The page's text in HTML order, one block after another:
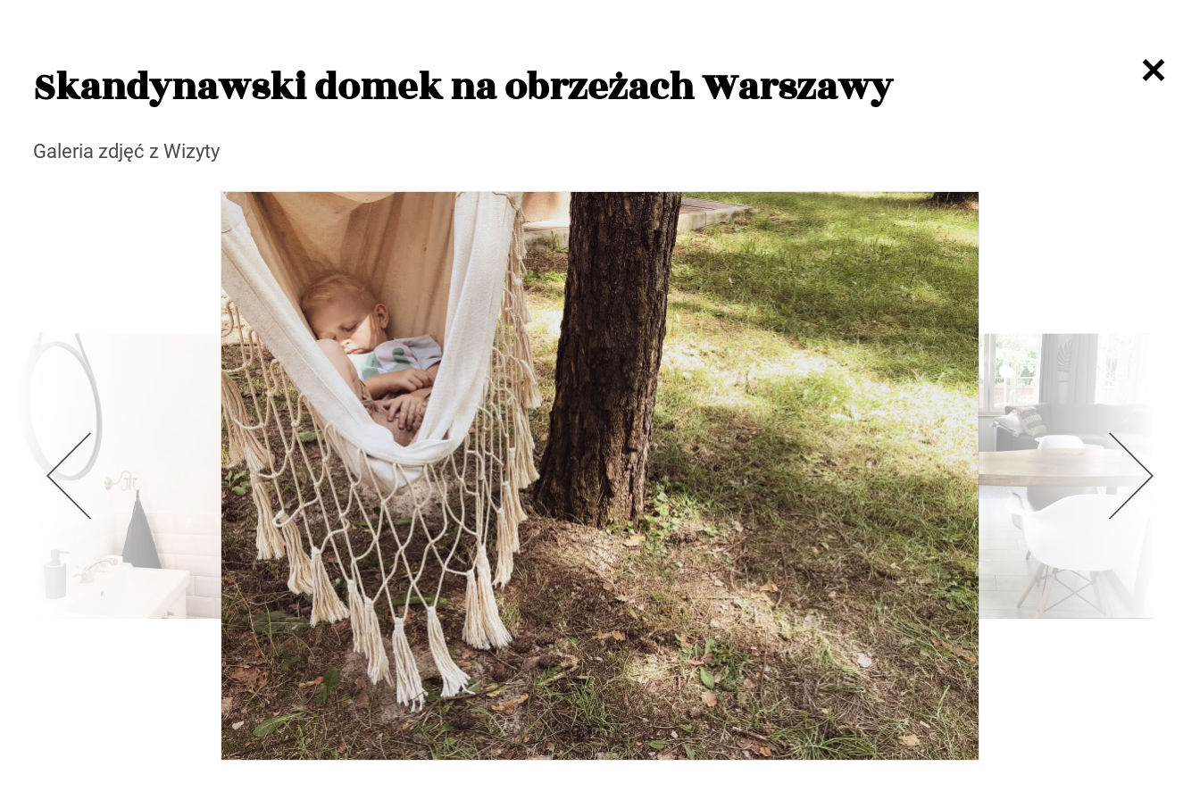
Skandynawski domek na obrzeżach Warszawy
Galeria zdjęć z Wizyty